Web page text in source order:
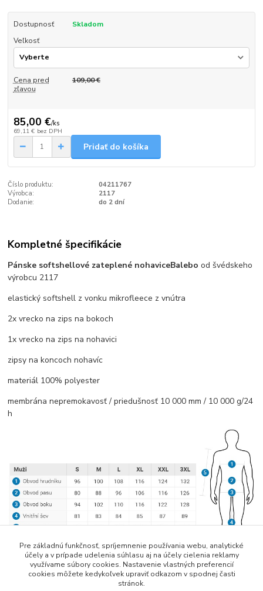
Dostupnosť
Skladom
Veľkosť
Cena pred
zľavou
109,00 €
85,00 €/ks
69,11 € bez DPH
Pridať do košíka
Číslo produktu:
04211767
Výrobca:
2117
Dodanie:
do 2 dní
Kompletné špecifikácie
Pánske softshellové zateplené nohaviceBalebo od švédskeho
výrobcu 2117
elastický softshell z vonku mikrofleece z vnútra
2x vrecko na zips na bokoch
1x vrecko na zips na nohavici
zipsy na koncoch nohavíc
materiál 100% polyester
membrána nepremokavosť / priedušnosť 10 000 mm / 10 000 g/24
h
Pre základnú funkčnosť, spríjemnenie používania webu, analytické
účely a v prípade udelenia súhlasu aj na účely cielenia reklamy
využívame súbory cookies. Nastavenie vlastných preferencií
cookies môžete kedykoľvek upraviť odkazom v spodnej časti
stránok.